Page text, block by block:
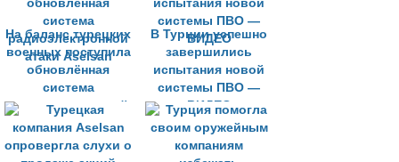
На баланс турецких
военных поступила
обновлённая
система
радиоэлектронной
атаки Aselsan
В Турции успешно
завершились
испытания новой
системы ПВО —
ВИДЕО